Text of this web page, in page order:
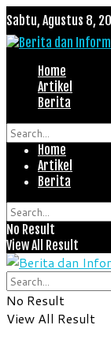
Sabtu, Agustus 8,
Home
Artikel
Berita
No Result
View All Result
Home
Artikel
Berita
No Result
View All Result
No Result
View All Result